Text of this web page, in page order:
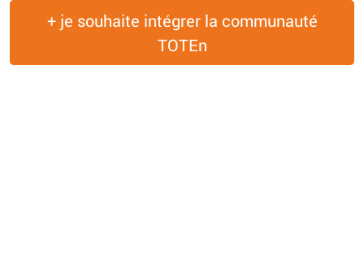
+ je souhaite intégrer la communauté
TOTEn